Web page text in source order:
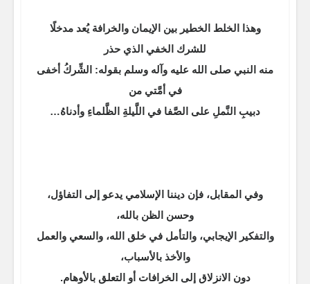
وهذا الخلط الخطير بين الإيمان والخرافة يُعد مدخلًا
للشرك الخفي الذي حذر
منه النبي صلى الله عليه وآله وسلم بقوله: الشِّركُ أخفى
في أمَّتي من
دبيبِ النَّملِ على الصَّفا في اللَّيلةِ الظَّلماءِ وأدناهُ…
وفي المقابل، فإن ديننا الإسلامي يدعو إلى التفاؤل،
وحسن الظن بالله،
والتفكير الإيجابي، والتأمل في خلق الله، والسعي والعمل
والأخذ بالأسباب،
دون الانزلاق إلى الخرافات أو التعلق بالأوهام.